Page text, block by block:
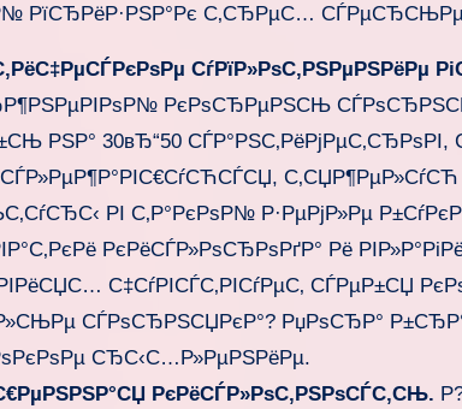
РїСЂРёР·РЅР°Рє С‚СЂРµС…
СѓРїР»РѕС‚РЅРµРЅРёРµ
РєРѕСЂРµРЅСЊ
РЅР° 30вЂ“50
РІ С‚Р°РєРѕР№ Р·РµРјР»Рµ
РєРёСЃР»РѕСЂРѕРґР° Рё
С‡СѓРІСЃС‚РІСѓРµС‚ СЃРµР±СЏ
СЃРѕСЂРЅСЏРєР°? РџРѕСЂР°
СЂС‹С…Р»РµРЅРёРµ.
РєРёСЃР»РѕС‚РЅРѕСЃС‚СЊ.